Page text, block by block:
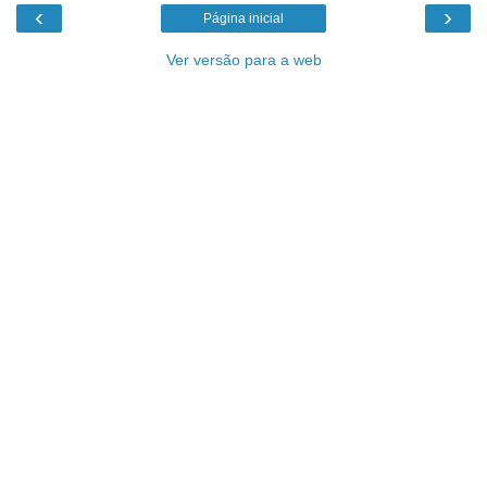
‹ ›
Página inicial
Ver versão para a web